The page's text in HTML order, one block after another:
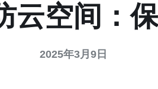
云空间：
2025年3月9日